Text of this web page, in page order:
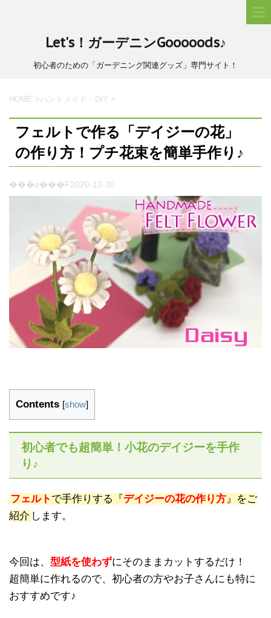
Let's！ガーデニンGooooods♪
初心者のための「ガーデニング関連グッズ」専門サイト！
HOME >ハンドメイド・DIY >
フェルトで作る「デイジーの花」
の作り方！プチ花束を簡単手作り♪
���e���F2020-12-30
Contents [show]
初心者でも超簡単！小花のデイジーを手作
り♪
フェルト で手作りする『デイジーの花の作り方』をご
紹介 します。
今回は、 型紙を使わずにそのままカットするだけ！
超簡単に作れるので、初心者の方やお子さんにも特に
おすすめです♪